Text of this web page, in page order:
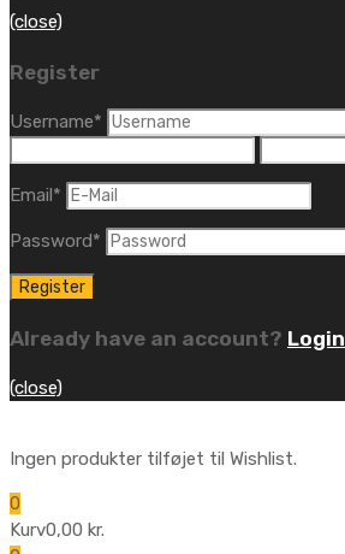
(close)
Register
Username*
Email*
Password*
Already have an account? Login
(close)
Ingen produkter tilføjet til Wishlist.
0
Kurv0,00 kr.